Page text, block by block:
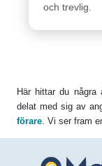
och trevlig.
Här hittar du några
delat med sig av
förare. Vi ser fram